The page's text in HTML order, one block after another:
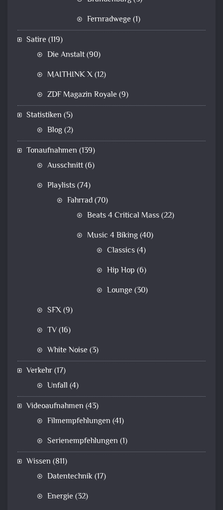
Fernradwege (1)
Satire (119)
Die Anstalt(90)
MAITHINK X(12)
ZDF Magazin Royale (9)
Statistiken (5)
Blog(2)
Tonaufnahmen (139)
Ausschnitt(6)
Playlists(74)
Fahrrad(70)
Beats 4 Critical Mass(22)
Music 4 Biking(40)
Classics(4)
Hip Hop (6)
Lounge (30)
SFX(9)
TV(16)
White Noise (3)
Verkehr(17)
Unfall (4)
Videoaufnahmen (43)
Filmempfehlungen (41)
Serienempfehlungen (1)
Wissen (811)
Datentechnik(17)
Energie (32)